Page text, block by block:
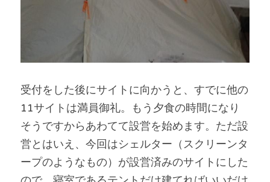
受付をした後にサイトに向かうと、すでに他の
11サイトは満員御礼。もう夕食の時間になり
そうですからあわてて設営を始めます。ただ設
営とはいえ、今回はシェルター（スクリーンタ
ープのようなもの）が設営済みのサイトにした